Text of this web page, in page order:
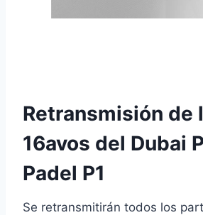
Retransmisión de
16avos del Dubai
Padel P1
Se retransmitirán todos los